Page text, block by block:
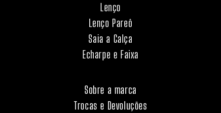
Lenço
Lenço Pareô
Saia a Calça
Echarpe e Faixa
Sobre a marca
Trocas e Devoluções